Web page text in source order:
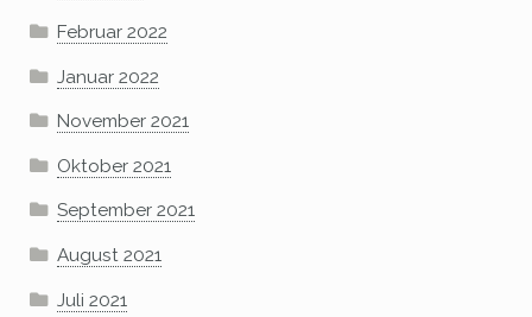
Februar 2022
Januar 2022
November 2021
Oktober 2021
September 2021
August 2021
Juli 2021